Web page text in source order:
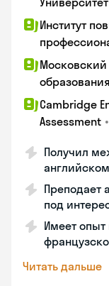
Институт
Московский
образования
Cambridge
Assessment •
Получил
Преподает
под
Имеет опыт
Читать дальше